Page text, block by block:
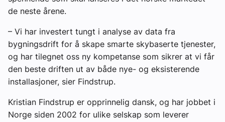
de neste årene.
– Vi har investert tungt i analyse av data fra
bygningsdrift for å skape smarte skybaserte tjenester,
og har tilegnet oss ny kompetanse som sikrer at vi får
den beste driften ut av både nye- og eksisterende
installasjoner, sier Findstrup.
Kristian Findstrup er opprinnelig dansk, og har jobbet i
Norge siden 2002 for ulike selskap som leverer